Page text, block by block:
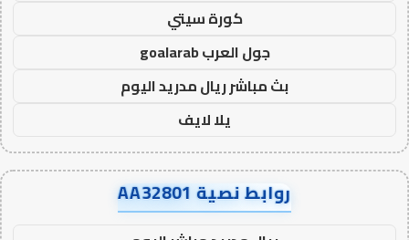
كورة سيتي
جول العرب goalarab
بث مباشر ريال مدريد اليوم
يلا لايف
روابط نصية AA32801